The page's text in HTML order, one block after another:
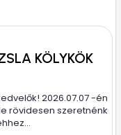
KÖLYKÖK
2026.07.07 -én
rövidesen szeretnénk